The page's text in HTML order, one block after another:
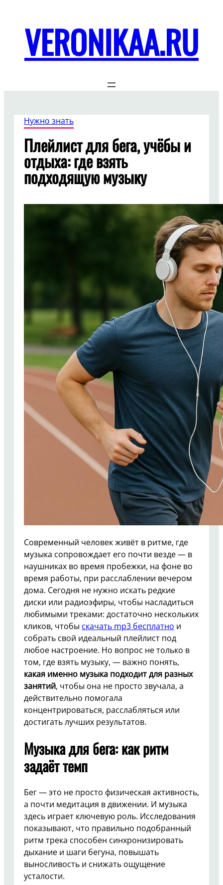
содержимому
VERONIKAA.RU
Нужно знать
Плейлист для бега, учёбы и
отдыха: где взять
подходящую музыку
Современный человек живёт в ритме, где
музыка сопровождает его почти везде — в
наушниках во время пробежки, на фоне во
время работы, при расслаблении вечером
дома. Сегодня не нужно искать редкие
диски или радиоэфиры, чтобы насладиться
любимыми треками: достаточно нескольких
кликов, чтобы скачать mp3 бесплатно и
собрать свой идеальный плейлист под
любое настроение. Но вопрос не только в
том, где взять музыку, — важно понять,
какая именно музыка подходит для разных
занятий, чтобы она не просто звучала, а
действительно помогала
концентрироваться, расслабляться или
достигать лучших результатов.
Музыка для бега: как ритм
задаёт темп
Бег — это не просто физическая активность,
а почти медитация в движении. И музыка
здесь играет ключевую роль. Исследования
показывают, что правильно подобранный
ритм трека способен синхронизировать
дыхание и шаги бегуна, повышать
выносливость и снижать ощущение
усталости.